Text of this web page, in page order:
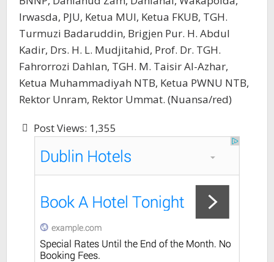
Irwasda, PJU, Ketua MUI, Ketua FKUB, TGH.
Turmuzi Badaruddin, Brigjen Pur. H. Abdul
Kadir, Drs. H. L. Mudjitahid, Prof. Dr. TGH.
Fahrorrozi Dahlan, TGH. M. Taisir Al-Azhar,
Ketua Muhammadiyah NTB, Ketua PWNU NTB,
Rektor Unram, Rektor Ummat. (Nuansa/red)
Post Views: 1,355